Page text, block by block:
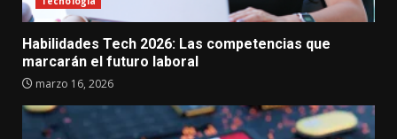
Habilidades Tech 2026: Las competencias que
marcarán el futuro laboral
marzo 16, 2026